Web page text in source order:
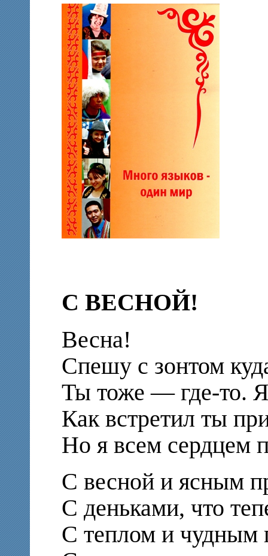
С ВЕСНОЙ!
Весна!
Спешу с зонтом
Ты тоже — где-то.
Как встретил ты
Но я всем сердцем
С весной и ясным
С деньками, что
С теплом и чудным